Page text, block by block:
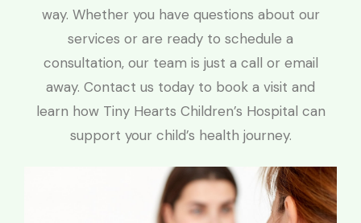
way. Whether you have questions about our
services or are ready to schedule a
consultation, our team is just a call or email
away. Contact us today to book a visit and
learn how Tiny Hearts Children’s Hospital can
support your child’s health journey.